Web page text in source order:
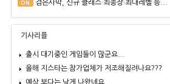
ON 검은사막, 신규 클래스·최종장·최대레벨 등...
기사리플
출시 대기중인 게임들이 많군요...
올해 지스타는 참가업체가 저조해질려나요???
예상 보다는 낮게 나왔네요